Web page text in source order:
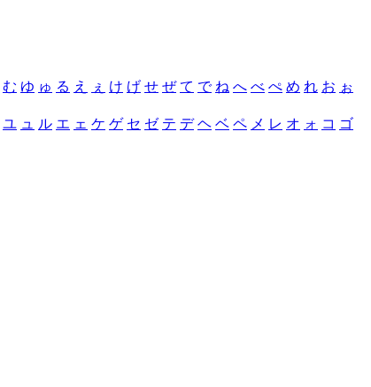
む ゆ ゅ る え ぇ け げ せ ぜ て で ね へ べ ぺ め れ お ぉ
ユ ュ ル エ ェ ケ ゲ セ ゼ テ デ ヘ ベ ペ メ レ オ ォ コ ゴ